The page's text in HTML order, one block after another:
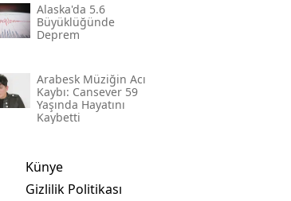
Alaska'da 5.6
Büyüklüğünde
Deprem
Arabesk Müziğin Acı
Kaybı: Cansever 59
Yaşında Hayatını
Kaybetti
Künye
Gizlilik Politikası